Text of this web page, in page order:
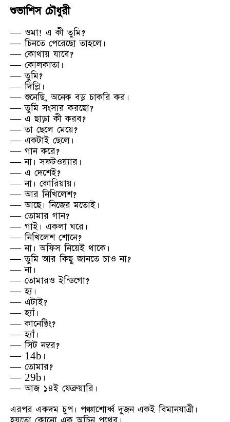
শুভাশিস চৌধুরী
— ওমা! এ কী তুমি?
— চিনতে পেরেছো তাহলে।
— কোথায় যাবে?
— কোলকাতা।
— তুমি?
— দিল্লি।
— শুনেছি, অনেক বড় চাকরি কর।
— তুমি সংসার করছো?
— এ ছাড়া কী করব?
— তা ছেলে মেয়ে?
— একটাই ছেলে।
— গান করে?
— না। সফটওয়্যার।
— এ দেশেই?
— না। কোরিয়ায়।
— আর নিখিলেশ?
— আছে। নিজের মতোই।
— তোমার গান?
— গাই। একলা ঘরে।
— নিখিলেশ শোনে?
— না। অফিস নিয়েই থাকে।
— তুমি আর কিছু জানতে চাও না?
— না।
— তোমারও ইন্ডিগো?
— হ্য।
— এটাই?
— হ্যাঁ।
— কানেক্টিং?
— হ্যাঁ।
— সিট নম্বর?
— 14b।
— তোমার?
— 29b।
— আজ ১৪ই ফেব্রুয়ারি।
এরপর একদম চুপ। পঞ্চাশোর্ধ্ব দুজন একই বিমানযাত্রী।